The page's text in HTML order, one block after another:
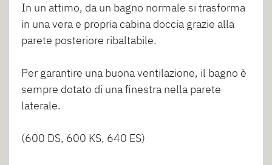
In un attimo, da un bagno normale si trasforma
in una vera e propria cabina doccia grazie alla
parete posteriore ribaltabile.
Per garantire una buona ventilazione, il bagno è
sempre dotato di una finestra nella parete
laterale.
(600 DS, 600 KS, 640 ES)